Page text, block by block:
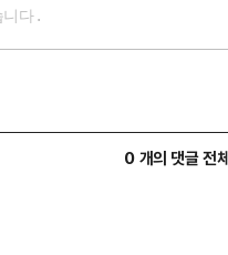
0 개의 댓글 전